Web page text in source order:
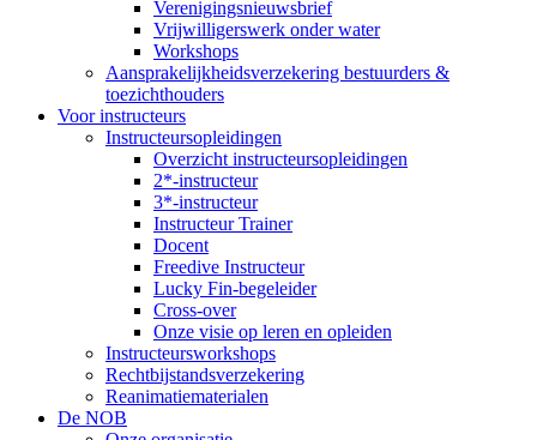
Verenigingsnieuwsbrief
Vrijwilligerswerk onder water
Workshops
Aansprakelijkheidsverzekering bestuurders &
toezichthouders
Voor instructeurs
Instructeursopleidingen
Overzicht instructeursopleidingen
2*-instructeur
3*-instructeur
Instructeur Trainer
Docent
Freedive Instructeur
Lucky Fin-begeleider
Cross-over
Onze visie op leren en opleiden
Instructeursworkshops
Rechtbijstandsverzekering
Reanimatiematerialen
De NOB